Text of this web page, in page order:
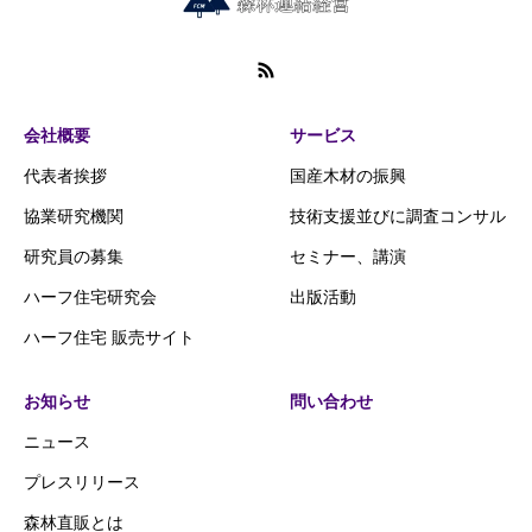
会社概要
代表者挨拶
協業研究機関
研究員の募集
ハーフ住宅研究会
ハーフ住宅 販売サイト
サービス
国産木材の振興
技術支援並びに調査コンサル
セミナー、講演
出版活動
お知らせ
ニュース
プレスリリース
森林直販とは
問い合わせ